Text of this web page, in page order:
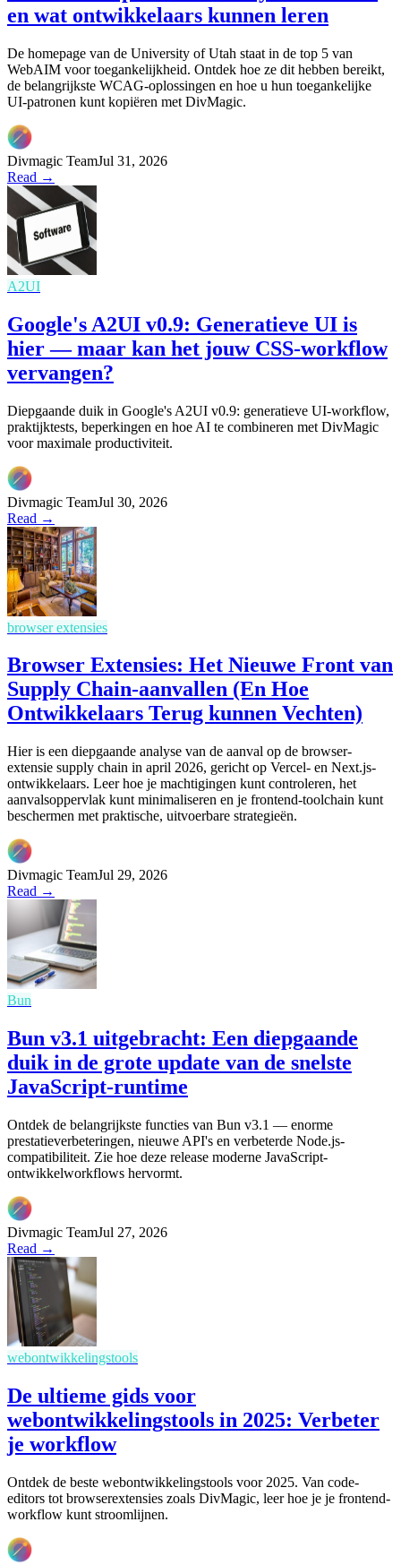
en wat ontwikkelaars kunnen leren
De homepage van de University of Utah staat in de top 5 van
WebAIM voor toegankelijkheid. Ontdek hoe ze dit hebben bereikt,
de belangrijkste WCAG-oplossingen en hoe u hun toegankelijke
UI-patronen kunt kopiëren met DivMagic.
Divmagic TeamJul 31, 2026
Read →
A2UI
Google's A2UI v0.9: Generatieve UI is
hier — maar kan het jouw CSS-workflow
vervangen?
Diepgaande duik in Google's A2UI v0.9: generatieve UI-workflow,
praktijktests, beperkingen en hoe AI te combineren met DivMagic
voor maximale productiviteit.
Divmagic TeamJul 30, 2026
Read →
browser extensies
Browser Extensies: Het Nieuwe Front van
Supply Chain-aanvallen (En Hoe
Ontwikkelaars Terug kunnen Vechten)
Hier is een diepgaande analyse van de aanval op de browser-
extensie supply chain in april 2026, gericht op Vercel- en Next.js-
ontwikkelaars. Leer hoe je machtigingen kunt controleren, het
aanvalsoppervlak kunt minimaliseren en je frontend-toolchain kunt
beschermen met praktische, uitvoerbare strategieën.
Divmagic TeamJul 29, 2026
Read →
Bun
Bun v3.1 uitgebracht: Een diepgaande
duik in de grote update van de snelste
JavaScript-runtime
Ontdek de belangrijkste functies van Bun v3.1 — enorme
prestatieverbeteringen, nieuwe API's en verbeterde Node.js-
compatibiliteit. Zie hoe deze release moderne JavaScript-
ontwikkelworkflows hervormt.
Divmagic TeamJul 27, 2026
Read →
webontwikkelingstools
De ultieme gids voor
webontwikkelingstools in 2025: Verbeter
je workflow
Ontdek de beste webontwikkelingstools voor 2025. Van code-
editors tot browserextensies zoals DivMagic, leer hoe je je frontend-
workflow kunt stroomlijnen.